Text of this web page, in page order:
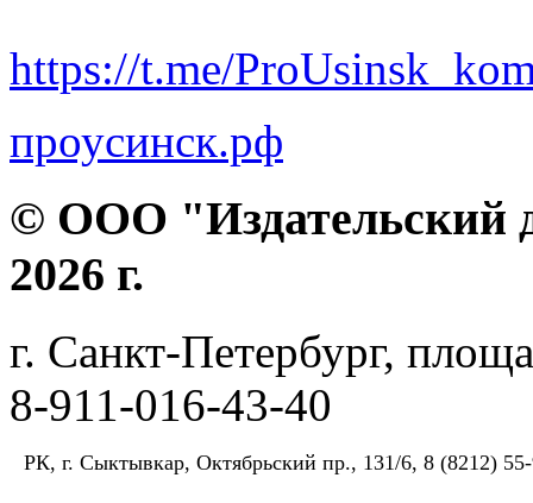
https://t.me/
проусинск.рф
© ООО "Издательский
2026 г.
г. Санкт-Петербург,
8-911-016-43-40
РК, г. Сыктывкар, Октябрьский пр., 131/6, 8 (8212)